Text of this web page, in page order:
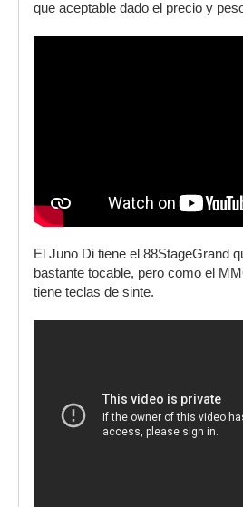
que aceptable dado el precio y
El Juno Di tiene el 88StageGrand
bastante tocable, pero como el
tiene teclas de sinte.